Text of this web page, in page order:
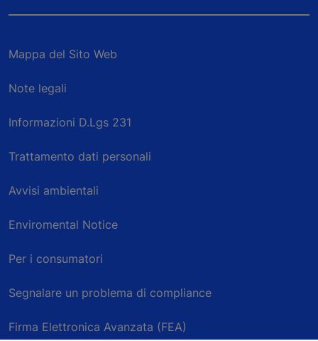
Mappa del Sito Web
Note legali
Informazioni D.Lgs 231
Trattamento dati personali
Avvisi ambientali
Enviromental Notice
Per i consumatori
Segnalare un problema di compliance
Firma Elettronica Avanzata (FEA)